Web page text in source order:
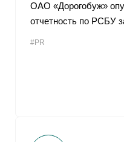
ОАО «Дорогобуж»
отчетность по РСБУ
#PR